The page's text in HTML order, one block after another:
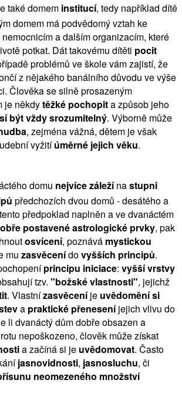
také domem institucí, tedy například dítě
domem má podvědomý vztah ke
a dalším organizacím, které
potkat. Dát takovému dítěti pocit
problémů ve škole vám zajistí, že
z nějakého banálního důvodu ve výše
Člověka se silně prosazeným
je někdytěžké pochopita způsob jeho
být vždy srozumitelný. Výborně může
, zejména vážná, dětem je však
vyžitíúměrné jejich věku.
domu nejvíce záležínastupni
předchozích dvou domů - desátého a
předpoklad naplněn a ve dvanáctém
postavené astrologické prvky, pak
osvícení, poznává mystickou
mu zasvěcenídovyšších principů.
principu iniciace: vyšší vrstvy
tzv. "božské vlastnosti", jejichž
. Vlastnízasvěceníje uvědomění si
a praktické přeneseníjejich vlivu do
li dvanáctý dům dobře obsazen a
nepoškozeno, člověk může získat
a začíná si je uvědomovat. Často
jasnovidnosti, jasnosluchu, či
neomezeného množství